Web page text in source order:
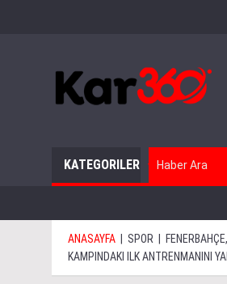
KATEGORILER
ANASAYFA | SPOR |
KAMPINDAKI ILK ANTRENMANINI